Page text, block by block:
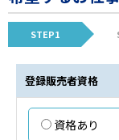
STEP1
登録販売者資格
資格あり